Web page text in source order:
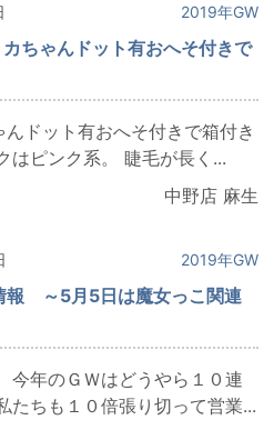
2019年GW
ちゃんドット有おへそ付きで
ドット有おへそ付きで箱付き
はピンク系。 睫毛が長く...
中野店 麻生
2019年GW
報 ～5月5日は魔女っこ関連
今年のＧＷはどうやら１０連
たちも１０倍張り切って営業...